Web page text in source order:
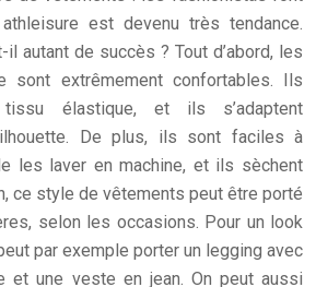
est devenu très tendance.
autant de succès ? Tout d’abord, les
sont extrêmement confortables. Ils
élastique, et ils s’adaptent
De plus, ils sont faciles à
les laver en machine, et ils sèchent
ce style de vêtements peut être porté
selon les occasions. Pour un look
par exemple porter un legging avec
et une veste en jean. On peut aussi